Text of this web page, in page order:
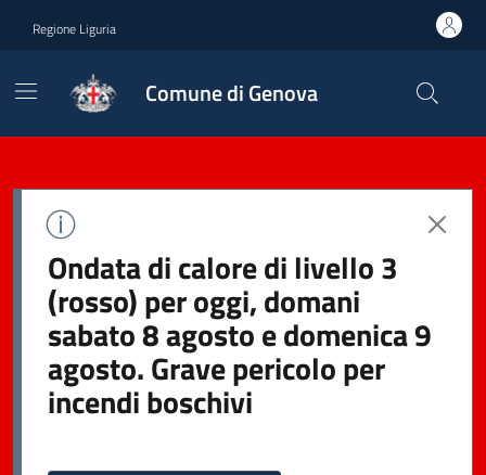
Regione Liguria
Comune di Genova
Ondata di calore di livello 3
(rosso) per oggi, domani
sabato 8 agosto e domenica 9
agosto. Grave pericolo per
incendi boschivi